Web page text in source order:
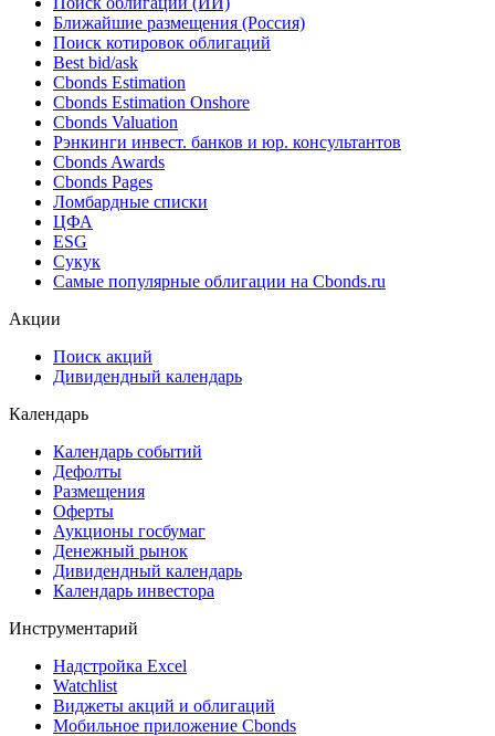
Ближайшие размещения (Россия)
Поиск котировок облигаций
Best bid/ask
Cbonds Estimation
Cbonds Estimation Onshore
Cbonds Valuation
Рэнкинги инвест. банков и юр. консультантов
Cbonds Awards
Cbonds Pages
Ломбардные списки
ЦФА
ESG
Сукук
Самые популярные облигации на Cbonds.ru
Акции
Поиск акций
Дивидендный календарь
Календарь
Календарь событий
Дефолты
Размещения
Оферты
Аукционы госбумаг
Денежный рынок
Дивидендный календарь
Календарь инвестора
Инструментарий
Надстройка Excel
Watchlist
Виджеты акций и облигаций
Мобильное приложение Cbonds